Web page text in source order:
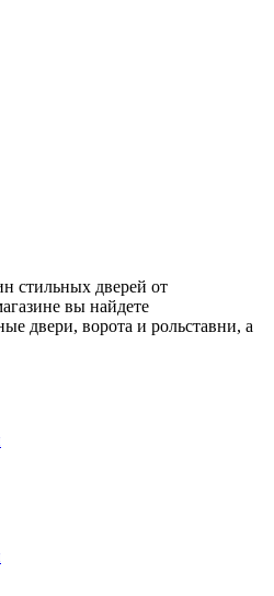
стильных дверей от
вы найдете
двери, ворота и рольставни, а